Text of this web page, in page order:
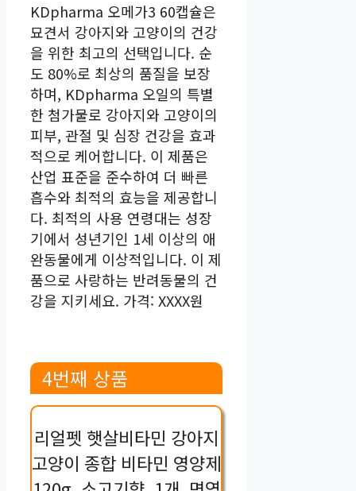
KDpharma 오메가3 60캡슐은
묘견서 강아지와 고양이의 건강
을 위한 최고의 선택입니다. 순
도 80%로 최상의 품질을 보장
하며, KDpharma 오일의 특별
한 첨가물로 강아지와 고양이의
피부, 관절 및 심장 건강을 효과
적으로 케어합니다. 이 제품은
산업 표준을 준수하여 더 빠른
흡수와 최적의 효능을 제공합니
다. 최적의 사용 연령대는 성장
기에서 성년기인 1세 이상의 애
완동물에게 이상적입니다. 이 제
품으로 사랑하는 반려동물의 건
강을 지키세요. 가격: XXXX원
4번째 상품
리얼펫 햇살비타민 강아지
고양이 종합 비타민 영양제